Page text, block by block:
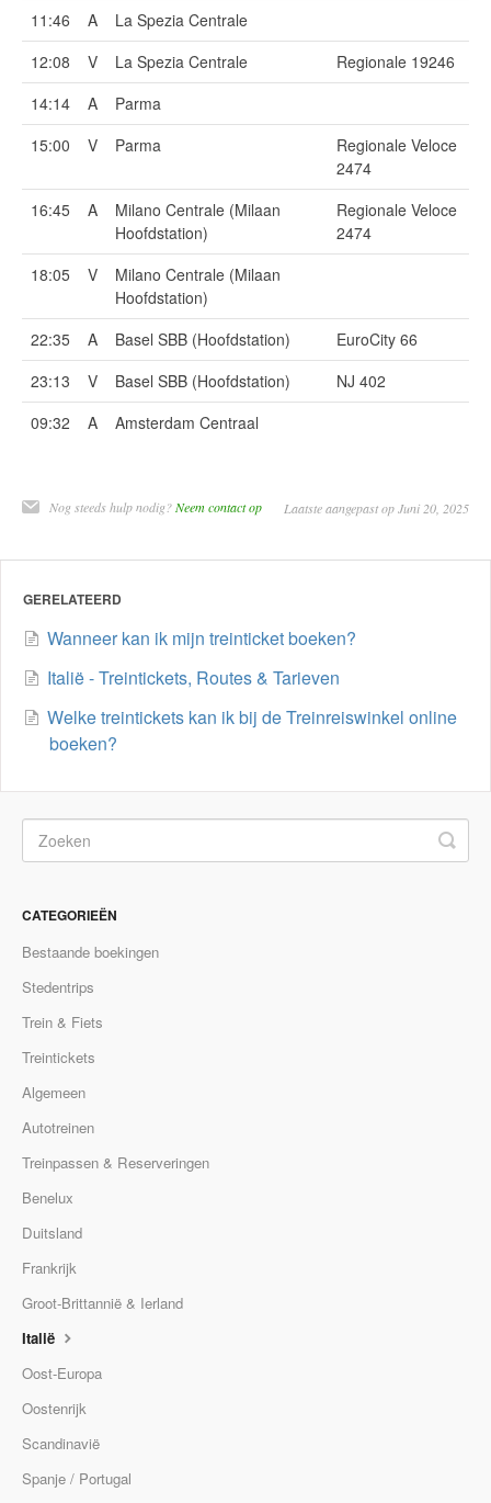
11:46
A
La Spezia Centrale
12:08
V La Spezia Centrale
Regionale 19246
14:14
A
Parma
15:00
V Parma
Regionale Veloce
2474
16:45
A
Milano Centrale (Milaan
Hoofdstation)
Regionale Veloce
2474
18:05
V
Milano Centrale (Milaan
Hoofdstation)
22:35
A Basel SBB (Hoofdstation)
EuroCity 66
23:13
V Basel SBB (Hoofdstation)
NJ 402
09:32
A Amsterdam Centraal
Nog steeds hulp nodig?Neem contact op Laatste aangepast op Juni 20, 2025
GERELATEERD
Wanneer kan ik mijn treinticket boeken?
Italië - Treintickets, Routes & Tarieven
Welke treintickets kan ik bij de Treinreiswinkel online
boeken?
CATEGORIEËN
Bestaande boekingen
Stedentrips
Trein & Fiets
Treintickets
Algemeen
Autotreinen
Treinpassen & Reserveringen
Benelux
Duitsland
Frankrijk
Groot-Brittannië & Ierland
Italië
Oost-Europa
Oostenrijk
Scandinavië
Spanje / Portugal